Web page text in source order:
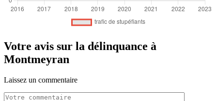
Votre avis sur la délinquance à
Montmeyran
Laissez un commentaire